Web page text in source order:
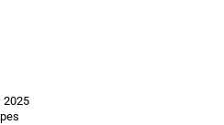
2025